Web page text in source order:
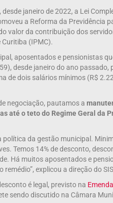
desde janeiro de 2022, a Lei
a Reforma da Previdência
valor da contribuição dos
Curitiba (IPMC).
aposentados e pensionistas
desde janeiro do ano
de dois salários mínimos (R$
negociação, pautamos a
até o teto do Regime Geral da
política da gestão municipal.
Temos 14% de desconto,
Há muitos aposentados e
remédio”, explicou a direção do
é legal, previsto na
sendo discutido na Câmara